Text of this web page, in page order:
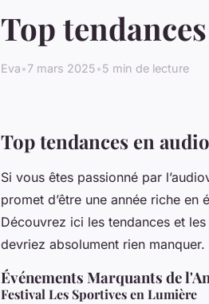
Top
Eva•7 mars 2025•5 min de lecture
Top tendances en
Si vous êtes passionné par
promet d’être une année riche
Découvrez ici les tendances et
devriez absolument rien manquer.
Événements Marquants de
Festival Les Sportives en Lumière